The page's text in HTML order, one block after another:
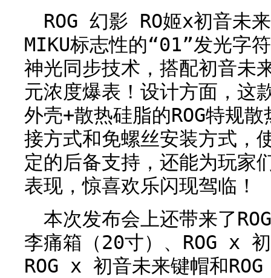
ROG 幻影 RO姬x初音未
MIKU标志性的“01”发光字
神光同步技术，搭配初音未
元浓度爆表！设计方面，这
外壳+散热硅脂的ROG特规
接方式和免螺丝安装方式，
定的后备支持，还能为玩家
表现，惊喜欢乐闪现驾临！
本次发布会上还带来了
李痛箱（20寸）、ROG x
ROG x 初音未来键帽和